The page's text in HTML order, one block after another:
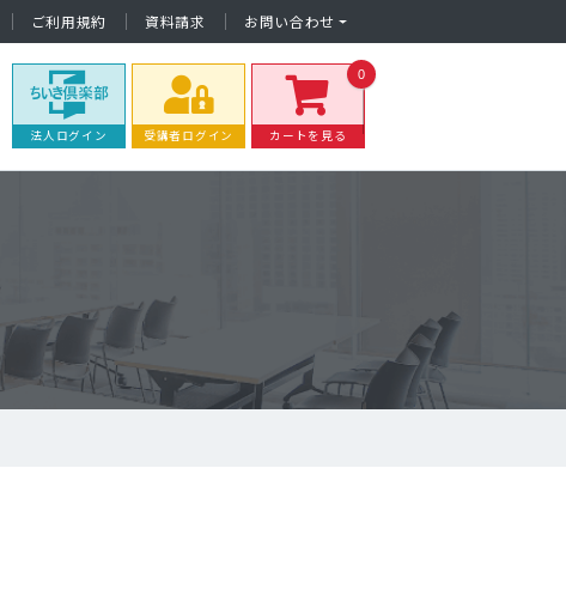
ご利用規約 資料請求 お問い合わせ
法人ログイン 受講者ログイン カートを見る
0